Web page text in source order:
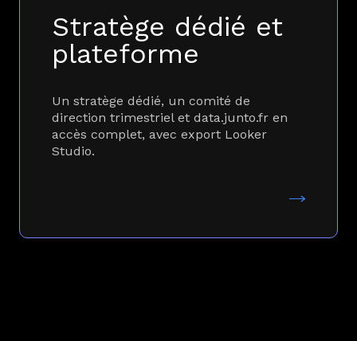
Stratège dédié et
plateforme
Un stratège dédié, un comité de
direction trimestriel et data.junto.fr en
accès complet, avec export Looker
Studio.